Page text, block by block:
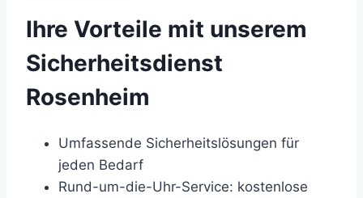
Ihre Vorteile mit unserem
Sicherheitsdienst
Rosenheim
Umfassende Sicherheitslösungen für
jeden Bedarf
Rund-um-die-Uhr-Service: kostenlose